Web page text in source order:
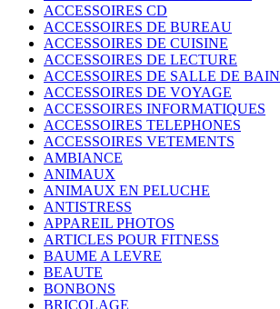
ACCESSOIRES CD
ACCESSOIRES DE BUREAU
ACCESSOIRES DE CUISINE
ACCESSOIRES DE LECTURE
ACCESSOIRES DE SALLE DE BAIN
ACCESSOIRES DE VOYAGE
ACCESSOIRES INFORMATIQUES
ACCESSOIRES TELEPHONES
ACCESSOIRES VETEMENTS
AMBIANCE
ANIMAUX
ANIMAUX EN PELUCHE
ANTISTRESS
APPAREIL PHOTOS
ARTICLES POUR FITNESS
BAUME A LEVRE
BEAUTE
BONBONS
BRICOLAGE